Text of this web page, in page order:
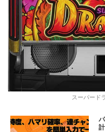
スーパード